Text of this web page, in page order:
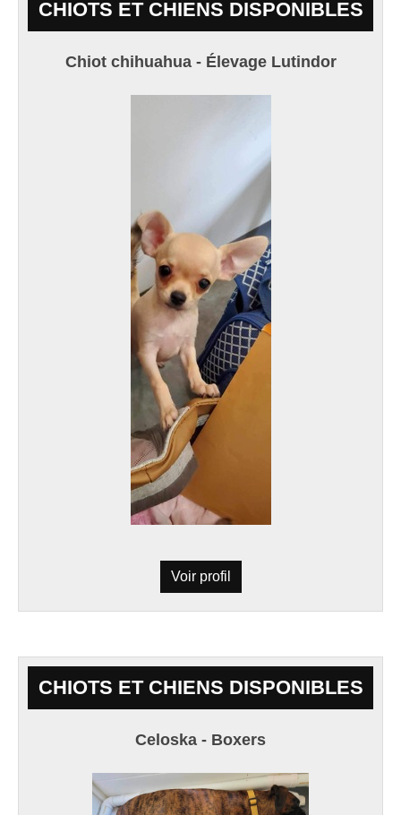
CHIOTS ET CHIENS DISPONIBLES
Chiot chihuahua - Élevage Lutindor
Voir profil
CHIOTS ET CHIENS DISPONIBLES
Celoska - Boxers